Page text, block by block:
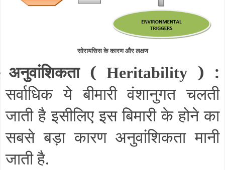
सोरायसिस के कारण और लक्षण
अनुवांशिकता ( Heritability ) :
सर्वाधिक ये बीमारी वंशानुगत चलती
जाती है इसीलिए इस बिमारी के होने का
सबसे बड़ा कारण अनुवांशिकता मानी
जाती है.